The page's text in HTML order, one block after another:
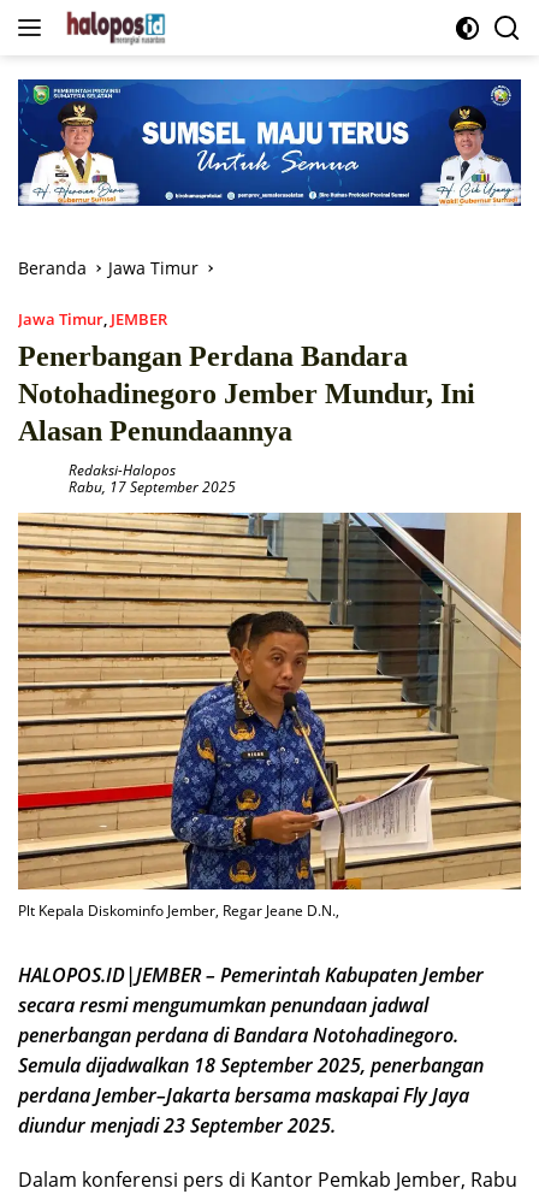
Langsung
Beranda Jawa Timur
Jawa Timur JEMBER
Penerbangan Perdana Bandara
Notohadinegoro Jember Mundur, Ini
Alasan Penundaannya
Redaksi-Halopos
Rabu, 17 September 2025
Plt Kepala Diskominfo Jember, Regar Jeane D.N.,
HALOPOS.ID|JEMBER – Pemerintah Kabupaten Jember
secara resmi mengumumkan penundaan jadwal
penerbangan perdana di Bandara Notohadinegoro.
Semula dijadwalkan 18 September 2025, penerbangan
perdana Jember–Jakarta bersama maskapai Fly Jaya
diundur menjadi 23 September 2025.
Dalam konferensi pers di Kantor Pemkab Jember, Rabu